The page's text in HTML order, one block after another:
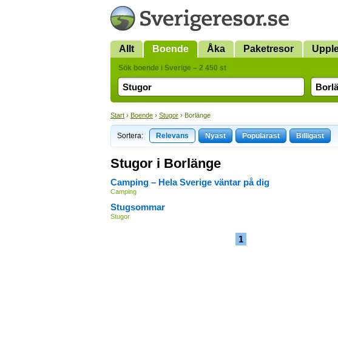
Allt Boende Åka Paketresor
Sök boende i Sverige – 2 450 st
Start › Boende › Stugor › Borlänge
Sortera: Relevans Nyast Populärast Billigast
Stugor i Borlänge
Camping – Hela Sverige väntar på dig
Camping
Stugsommar
Stugor
1